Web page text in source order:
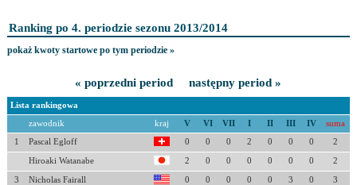
Ranking po 4. periodzie sezonu 2013/2014
pokaż kwoty startowe po tym periodzie »
« poprzedni period następny period »
Lista rankingowa
zawodnik kraj V VI VII I II III IV suma
1 Pascal Egloff 0 0 0 2 0 0 0 2
Hiroaki Watanabe 2 0 0 0 0 0 0 2
3 Nicholas Fairall 0 0 0 0 0 3 0 3